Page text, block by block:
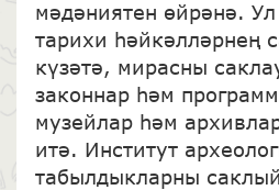
мәдәниятен өйрәнә.
тарихи һәйкәлләрнең
күзәтә, мирасны
законнар һәм
музейлар һәм
итә. Институт
табылдыкларны